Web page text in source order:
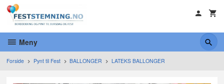
Gå
innholdet
Meny
Forside Pynt til Fest BALLONGER LATEKS BALLONGER